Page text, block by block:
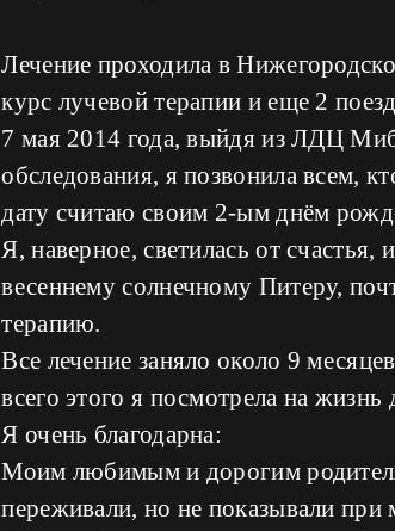
Лечение проходила в
курс лучевой терапии и еще 2
7 мая 2014 года, выйдя из ЛДЦ
обследования, я позвонила всем,
дату считаю своим 2-ым днём
Я, наверное, светилась от
весеннему солнечному Питеру,
терапию.
Все лечение заняло около 9
всего этого я посмотрела на жизнь
Я очень благодарна:
Моим любимым и дорогим
переживали, но не показывали при